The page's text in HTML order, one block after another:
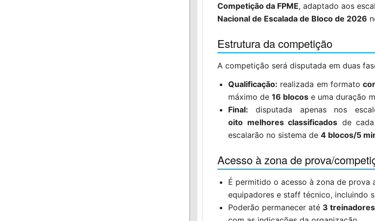
Competição da FPME, adaptado aos
Nacional de Escalada de Bloco de 2026
Estrutura da competição
A competição será disputada em duas
Qualificação: realizada em formato
máximo de 16 blocos e uma duração
Final: disputada apenas nos
oito melhores classificados de
escalarão no sistema de 4 blocos/5
Acesso à zona de prova/
É permitido o acesso à zona de prova
equipadores e staff técnico, incluindo
Poderão permanecer até 3